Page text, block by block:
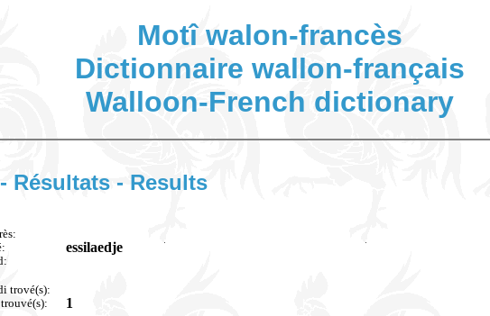
Motî walon-francès
Dictionnaire wallon-français
Walloon-French dictionary
Résultats - Results
essilaedje
trové(s):
1